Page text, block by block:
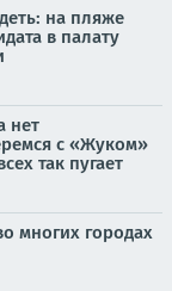
на пляже
в палату
нет
с «Жуком»
так пугает
многих городах